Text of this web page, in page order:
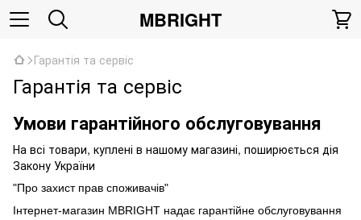
MBRIGHT
Гарантія та сервіс
Гарантія та сервіс
Умови гарантійного обслуговування
На всі товари, куплені в нашому магазині, поширюється дія
Закону України
"Про захист прав споживачів"
Інтернет-магазин MBRIGHT надає гарантійне обслуговування